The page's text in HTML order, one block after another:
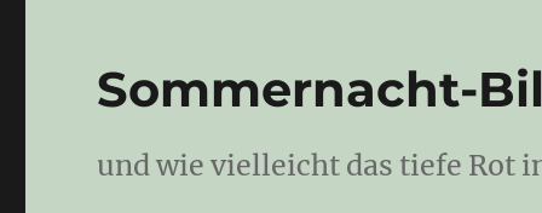
Sommernacht-
und wie vielleicht das tiefe Rot